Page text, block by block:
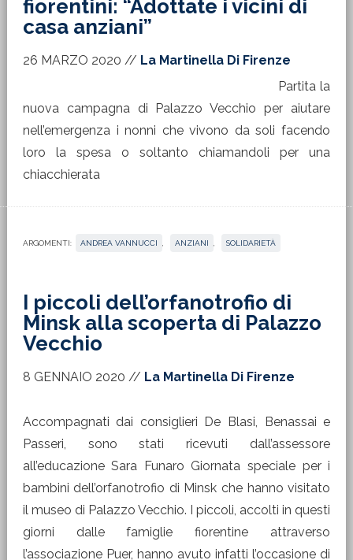
fiorentini: “Adottate i vicini di
casa anziani”
26 MARZO 2020 // La Martinella Di Firenze
Partita la
nuova campagna di Palazzo Vecchio per aiutare
nell’emergenza i nonni che vivono da soli facendo
loro la spesa o soltanto chiamandoli per una
chiacchierata
ARGOMENTI: ANDREA VANNUCCI ANZIANI SOLIDARIETÀ
I piccoli dell’orfanotrofio di
Minsk alla scoperta di Palazzo
Vecchio
8 GENNAIO 2020 // La Martinella Di Firenze
Accompagnati dai consiglieri De Blasi, Benassai e
Passeri, sono stati ricevuti dall’assessore
all’educazione Sara Funaro Giornata speciale per i
bambini dell’orfanotrofio di Minsk che hanno visitato
il museo di Palazzo Vecchio. I piccoli, accolti in questi
giorni dalle famiglie fiorentine attraverso
l’associazione Puer, hanno avuto infatti l’occasione di